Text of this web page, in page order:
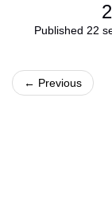
Published 22
← Previous